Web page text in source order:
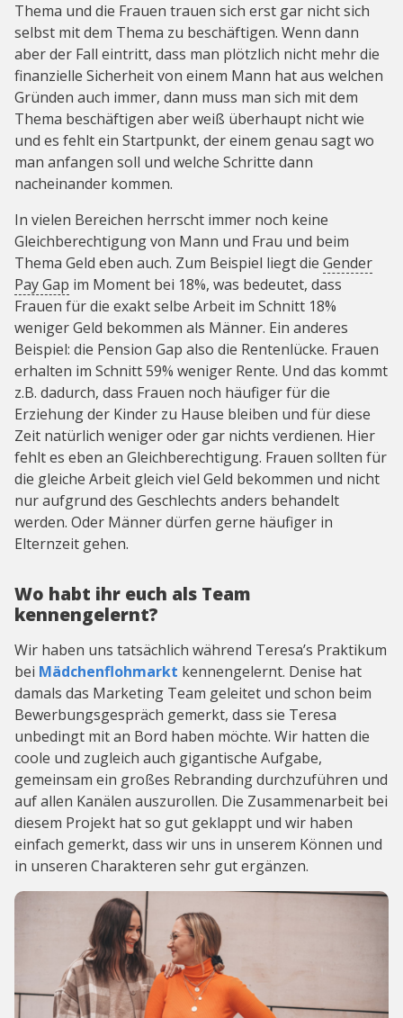
Thema und die Frauen trauen sich erst gar nicht sich
selbst mit dem Thema zu beschäftigen. Wenn dann
aber der Fall eintritt, dass man plötzlich nicht mehr die
finanzielle Sicherheit von einem Mann hat aus welchen
Gründen auch immer, dann muss man sich mit dem
Thema beschäftigen aber weiß überhaupt nicht wie
und es fehlt ein Startpunkt, der einem genau sagt wo
man anfangen soll und welche Schritte dann
nacheinander kommen.
In vielen Bereichen herrscht immer noch keine
Gleichberechtigung von Mann und Frau und beim
Thema Geld eben auch. Zum Beispiel liegt die Gender
Pay Gap im Moment bei 18%, was bedeutet, dass
Frauen für die exakt selbe Arbeit im Schnitt 18%
weniger Geld bekommen als Männer. Ein anderes
Beispiel: die Pension Gap also die Rentenlücke. Frauen
erhalten im Schnitt 59% weniger Rente. Und das kommt
z.B. dadurch, dass Frauen noch häufiger für die
Erziehung der Kinder zu Hause bleiben und für diese
Zeit natürlich weniger oder gar nichts verdienen. Hier
fehlt es eben an Gleichberechtigung. Frauen sollten für
die gleiche Arbeit gleich viel Geld bekommen und nicht
nur aufgrund des Geschlechts anders behandelt
werden. Oder Männer dürfen gerne häufiger in
Elternzeit gehen.
Wo habt ihr euch als Team
kennengelernt?
Wir haben uns tatsächlich während Teresa’s Praktikum
bei Mädchenflohmarkt kennengelernt. Denise hat
damals das Marketing Team geleitet und schon beim
Bewerbungsgespräch gemerkt, dass sie Teresa
unbedingt mit an Bord haben möchte. Wir hatten die
coole und zugleich auch gigantische Aufgabe,
gemeinsam ein großes Rebranding durchzuführen und
auf allen Kanälen auszurollen. Die Zusammenarbeit bei
diesem Projekt hat so gut geklappt und wir haben
einfach gemerkt, dass wir uns in unserem Können und
in unseren Charakteren sehr gut ergänzen.